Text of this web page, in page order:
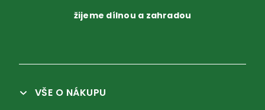
žijeme dílnou a zahradou
VŠE O NÁKUPU